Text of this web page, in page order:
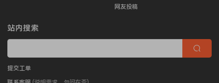
网友投稿
站内搜索
提交工单